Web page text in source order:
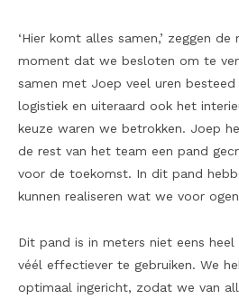
‘Hier komt alles samen,’ zeggen de
moment dat we besloten om te
samen met Joep veel uren
logistiek en uiteraard ook het
keuze waren we betrokken. Joep
de rest van het team een pand
voor de toekomst. In dit pand
kunnen realiseren wat we voor
Dit pand is in meters niet eens
véél effectiever te gebruiken. We
optimaal ingericht, zodat we van